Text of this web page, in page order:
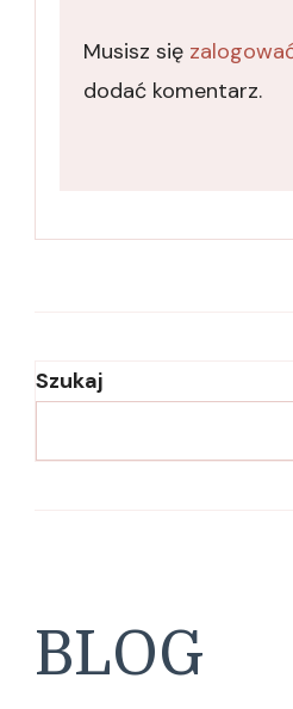
Musisz się
dodać komentarz.
Szukaj
BLOG